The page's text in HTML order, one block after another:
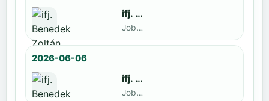
ifj. Benedek Zoltán
Jobbak · döntős: Kende Mátyás
2026-06-06
ifj. Benedek Zoltán
Jobbak · döntős: Marko Novkov